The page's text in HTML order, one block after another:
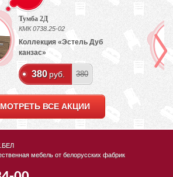
Тумба 2Д
КМК 0738.25-02
Коллекция «Эстель Дуб
канзас»
380 руб. 380
ВСЕ АКЦИИ
мебель от белорусских фабрик